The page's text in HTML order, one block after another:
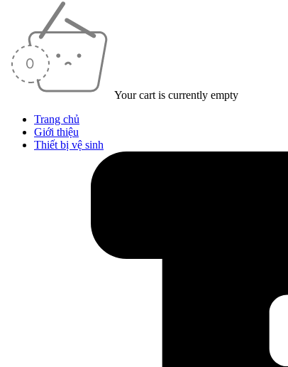
Your cart is currently empty
Trang chủ
Giới thiệu
Thiết bị vệ sinh